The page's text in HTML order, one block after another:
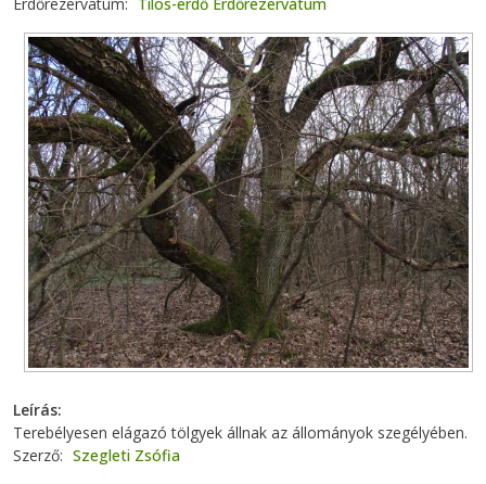
Leírás
Terebélyesen elágazó tölgyek állnak az állományok szegélyében.
Szerző
Szegleti Zsófia